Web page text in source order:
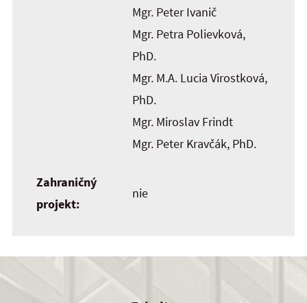
Mgr. Peter Ivanič
Mgr. Petra Polievková,
PhD.
Mgr. M.A. Lucia Virostková,
PhD.
Mgr. Miroslav Frindt
Mgr. Peter Kravčák, PhD.
Zahraničný
projekt:
nie